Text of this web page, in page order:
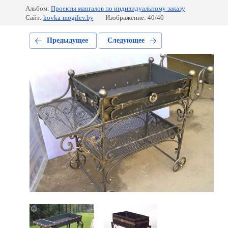
Альбом: Проекты мангалов по индивидуальному заказу
Сайт: kovka-mogilev.by Изображение: 40/40
Предыдущее Следующее